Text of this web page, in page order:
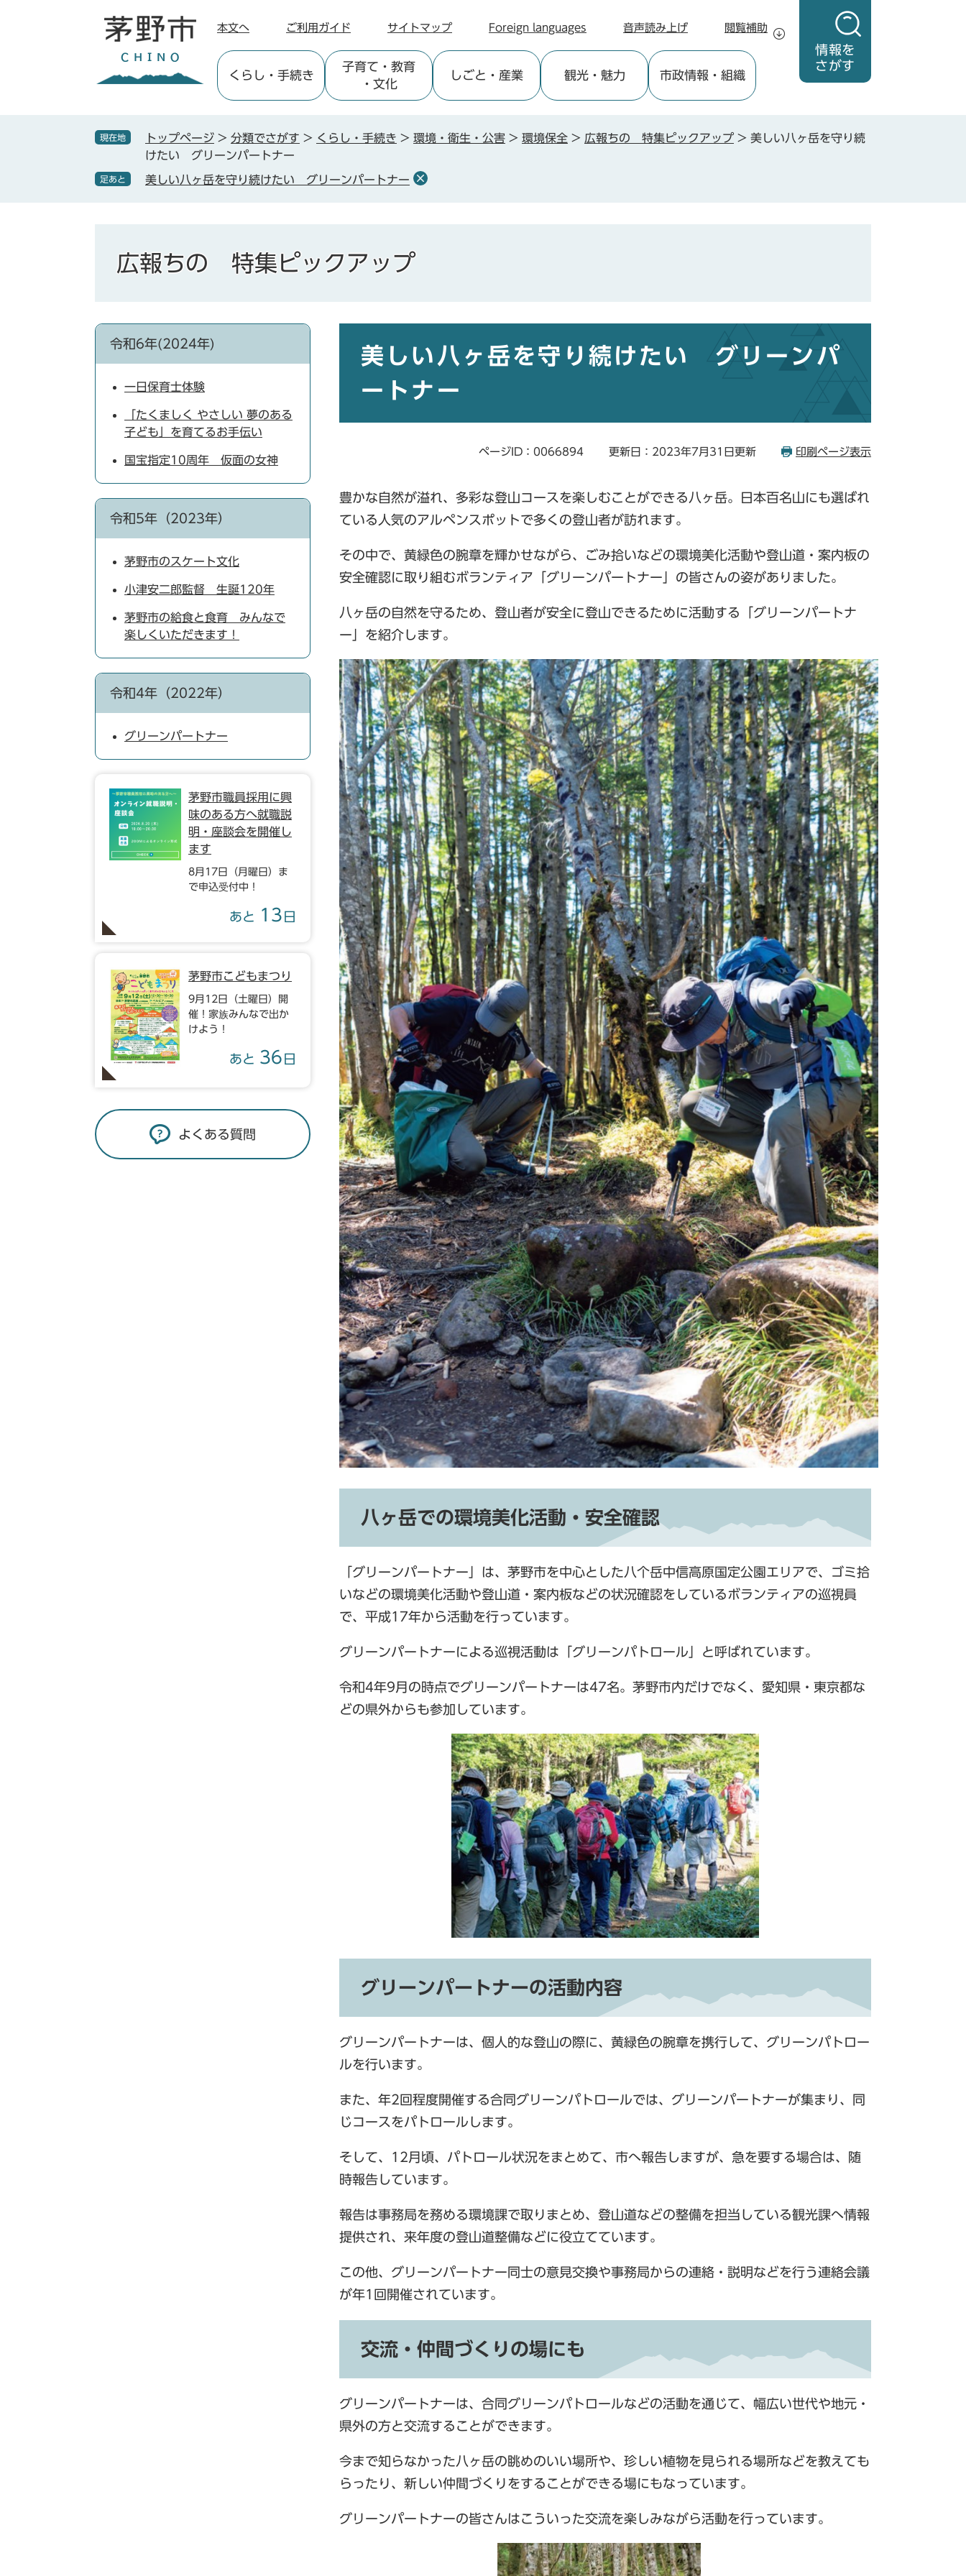
情報を
さがす
本文へ ご利用ガイド サイトマップ Foreign languages 音声読み上げ 閲覧補助
くらし ・手続き
子育て ・教育
・文化
しごと ・産業 観光・魅力 市政情報 ・組織
現在地 トップページ > 分類でさがす > くらし・手続き > 環境・衛生・公害 > 環境保全 > 広報ちの 特集ピックアップ > 美しい八ヶ岳を守り続
けたい グリーンパートナー
足あと 美しい八ヶ岳を守り続けたい グリーンパートナー
広報ちの 特集ピックアップ
美しい八ヶ岳を守り続けたい グリーンパ
ートナー
ページID：0066894 更新日：2023年7月31日更新 印刷ページ表示
豊かな自然が溢れ、多彩な登山コースを楽しむことができる八ヶ岳。日本百名山にも選ばれ
ている人気のアルペンスポットで多くの登山者が訪れます。
その中で、黄緑色の腕章を輝かせながら、ごみ拾いなどの環境美化活動や登山道・案内板の
安全確認に取り組むボランティア「グリーンパートナー」の皆さんの姿がありました。
八ヶ岳の自然を守るため、登山者が安全に登山できるために活動する「グリーンパートナ
ー」を紹介します。
八ヶ岳での環境美化活動・安全確認
「グリーンパートナー」は、茅野市を中心とした八个岳中信高原国定公園エリアで、ゴミ拾
いなどの環境美化活動や登山道・案内板などの状況確認をしているボランティアの巡視員
で、平成17年から活動を行っています。
グリーンパートナーによる巡視活動は「グリーンパトロール」と呼ばれています。
令和4年9月の時点でグリーンパートナーは47名。茅野市内だけでなく、愛知県・東京都な
どの県外からも参加しています。
グリーンパートナーの活動内容
グリーンパートナーは、個人的な登山の際に、黄緑色の腕章を携行して、グリーンパトロー
ルを行います。
また、年2回程度開催する合同グリーンパトロールでは、グリーンパートナーが集まり、同
じコースをパトロールします。
そして、12月頃、パトロール状況をまとめて、市へ報告しますが、急を要する場合は、随
時報告しています。
報告は事務局を務める環境課で取りまとめ、登山道などの整備を担当している観光課へ情報
提供され、来年度の登山道整備などに役立てています。
この他、グリーンパートナー同士の意見交換や事務局からの連絡・説明などを行う連絡会議
が年1回開催されています。
交流・仲間づくりの場にも
グリーンパートナーは、合同グリーンパトロールなどの活動を通じて、幅広い世代や地元・
県外の方と交流することができます。
今まで知らなかった八ヶ岳の眺めのいい場所や、珍しい植物を見られる場所などを教えても
らったり、新しい仲間づくりをすることができる場にもなっています。
グリーンパートナーの皆さんはこういった交流を楽しみながら活動を行っています。
令和6年(2024年)
一日保育士体験
「たくましく やさしい 夢のある
子ども」を育てるお手伝い
国宝指定10周年 仮面の女神
令和5年（2023年）
茅野市のスケート文化
小津安二郎監督 生誕120年
茅野市の給食と食育 みんなで
楽しくいただきます！
令和4年（2022年）
グリーンパートナー
茅野市職員採用に興
味のある方へ就職説
明・座談会を開催し
ます
8月17日（月曜日）ま
で申込受付中！
あと 13 日
茅野市こどもまつり
9月12日（土曜日）開
催！家族みんなで出か
けよう！
あと 36 日
よくある質問